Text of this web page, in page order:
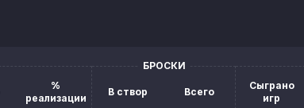
%
реализации
БРОСКИ
В створ Всего
Сыграно
игр